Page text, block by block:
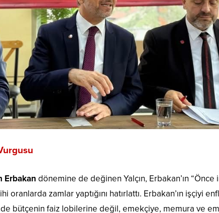
Erbakan dönemine de değinen Yalçın, Erbakan’ın
oranlarda zamlar yaptığını hatırlattı. Erbakan’ın işçiyi
bütçenin faiz lobilerine değil, emekçiye, memura ve